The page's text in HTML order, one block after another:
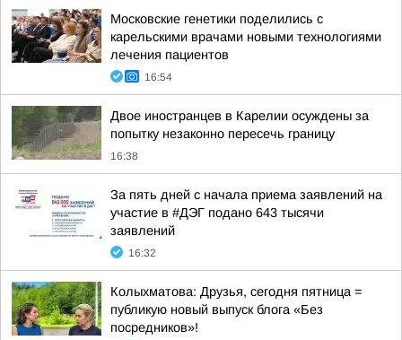
Московские генетики поделились с
карельскими врачами новыми технологиями
лечения пациентов
16:54
Двое иностранцев в Карелии осуждены за
попытку незаконно пересечь границу
16:38
За пять дней с начала приема заявлений на
участие в #ДЭГ подано 643 тысячи
заявлений
16:32
Колыхматова: Друзья, сегодня пятница =
публикую новый выпуск блога «Без
посредников»!